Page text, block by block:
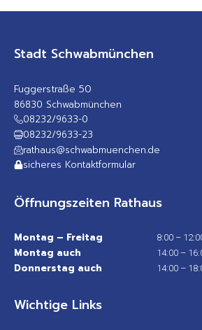
Stadt Schwabmünchen
Fuggerstraße 50
86830 Schwabmünchen
08232/9633-0
08232/9633-23
rathaus@schwabmuenchen.de
sicheres Kontaktformular
Öffnungszeiten Rathaus
Montag – Freitag 8:00 –
Montag auch 14:00 –
Donnerstag auch 14:00 –
Wichtige Links